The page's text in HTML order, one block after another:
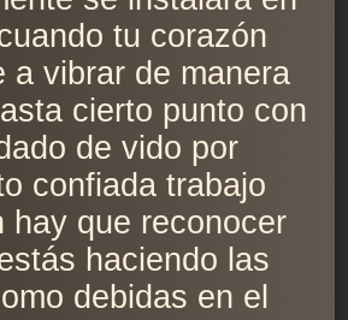
tu corazón
a vibrar de manera
cierto punto con
de vido por
confiada trabajo
hay que reconocer
haciendo las
debidas en el